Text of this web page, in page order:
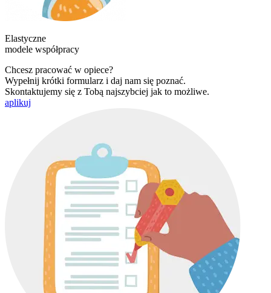
Elastyczne
modele współpracy
Chcesz pracować w opiece?
Wypełnij krótki formularz i daj nam się poznać.
Skontaktujemy się z Tobą najszybciej jak to możliwe.
aplikuj